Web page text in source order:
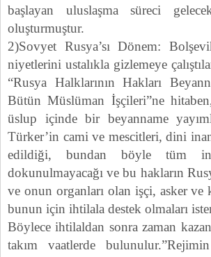
başlayan uluslaşma süreci
oluşturmuştur.
2)Sovyet Rusya’sı Dönem:
niyetlerini ustalıkla gizlemeye
“Rusya Halklarının Hakları
Bütün Müslüman İşçileri”ne
üslup içinde bir beyanname
Türker’in cami ve mescitleri, dini
edildiği, bundan böyle tüm
dokunulmayacağı ve bu hakların
ve onun organları olan işçi, asker
bunun için ihtilala destek olmaları
Böylece ihtilaldan sonra zaman
takım vaatlerde